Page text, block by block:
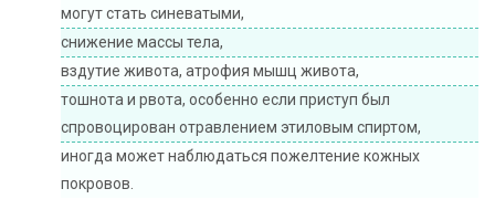
могут стать синеватыми,
снижение массы тела,
вздутие живота, атрофия мышц живота,
тошнота и рвота, особенно если приступ был
спровоцирован отравлением этиловым спиртом,
иногда может наблюдаться пожелтение кожных
покровов.